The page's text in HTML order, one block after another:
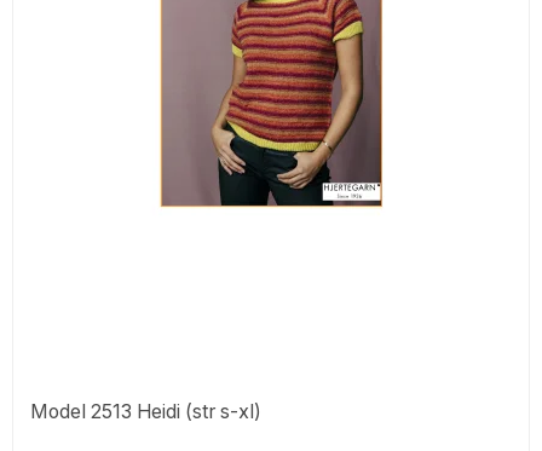
Model 2513 Heidi (str s-xl)